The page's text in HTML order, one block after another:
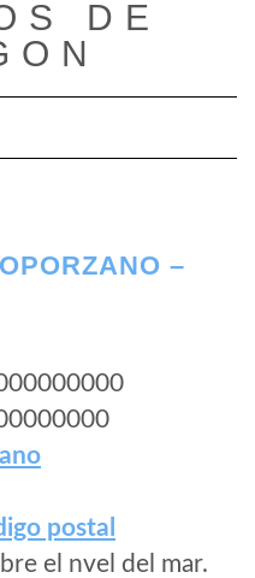
DE
modo de navegación
–
postal
el nvel del mar.